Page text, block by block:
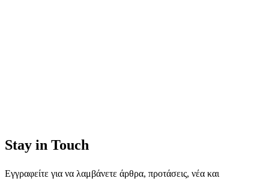
Stay in Touch
Εγγραφείτε για να λαμβάνετε άρθρα, προτάσεις, νέα και